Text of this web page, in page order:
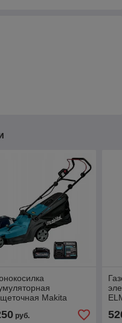
Makita
(XGT 40 В,
скашивания 420
руб.